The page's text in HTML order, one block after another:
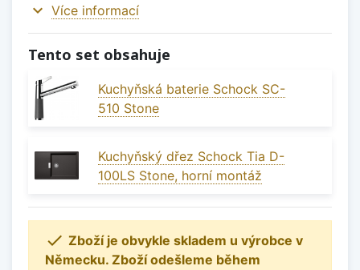
expand_more Více informací
Tento set obsahuje
Kuchyňská baterie Schock SC-
510 Stone
Kuchyňský dřez Schock Tia D-
100LS Stone, horní montáž
 Zboží je obvykle skladem u výrobce v
Německu. Zboží odešleme během